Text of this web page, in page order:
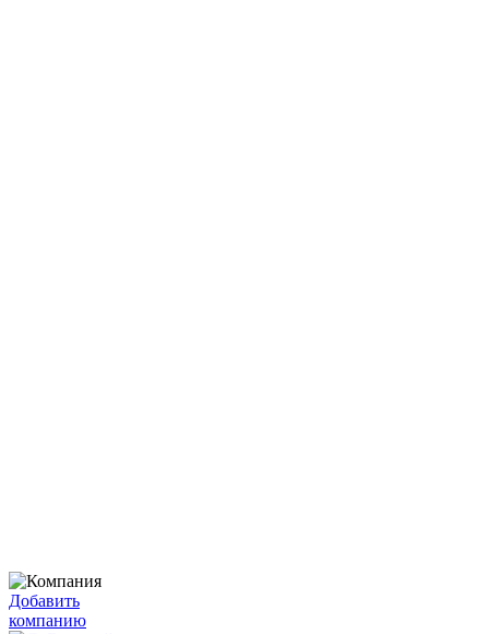
Добавить
компанию